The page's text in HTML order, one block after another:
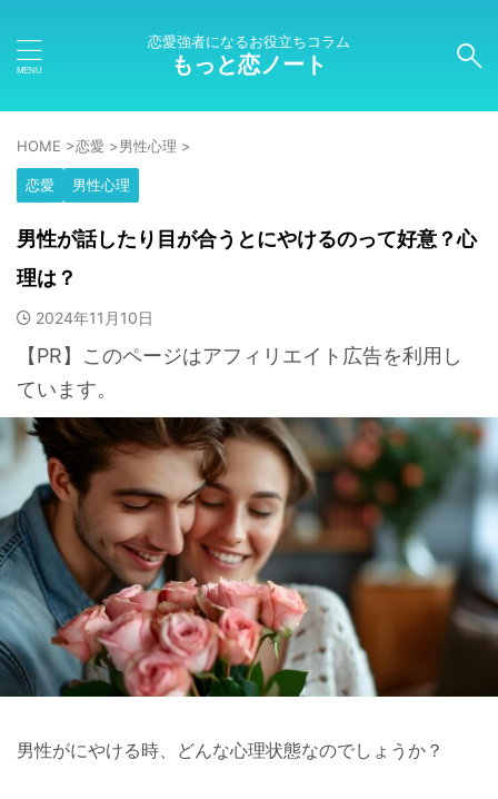
恋愛強者になるお役立ちコラム
もっと恋ノート
HOME >恋愛 >男性心理 >
恋愛 男性心理
男性が話したり目が合うとにやけるのって好意？心
理は？
2024年11月10日
【PR】このページはアフィリエイト広告を利用し
ています。
男性がにやける時、どんな心理状態なのでしょうか？